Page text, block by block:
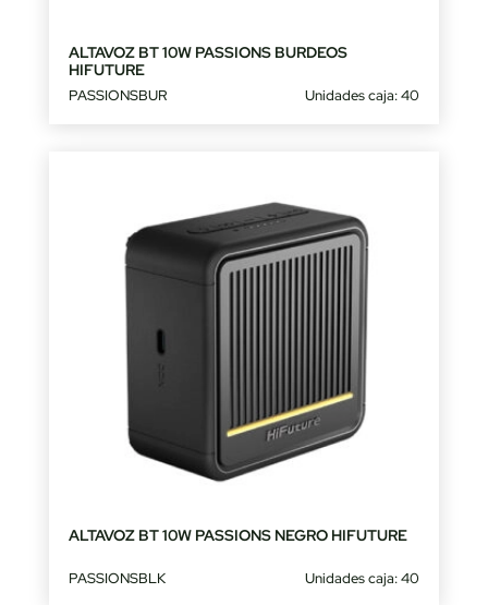
ALTAVOZ BT 10W PASSIONS BURDEOS
HIFUTURE
PASSIONSBUR Unidades caja: 40
ALTAVOZ BT 10W PASSIONS NEGRO HIFUTURE
PASSIONSBLK Unidades caja: 40